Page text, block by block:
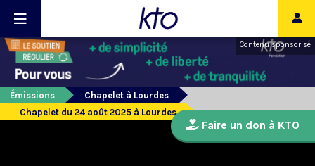
Contenu sponsorisé
Émissions
Chapelet à Lourdes
Chapelet du 24 août 2025 à Lourdes
Faire un don à KTO